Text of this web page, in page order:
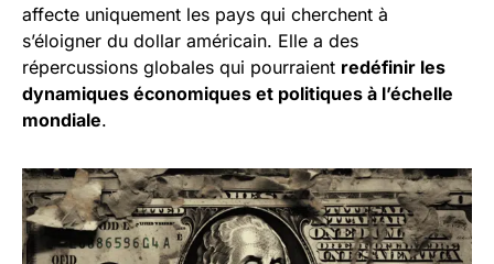
affecte uniquement les pays qui cherchent à
s’éloigner du dollar américain. Elle a des
répercussions globales qui pourraient redéfinir les
dynamiques économiques et politiques à l’échelle
mondiale.